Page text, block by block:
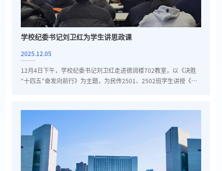
学校纪委书记刘卫红为学生讲思政课
2025.12.05
12月4日下午，学校纪委书记刘卫红走进德润楼702教室，以《决胜
“十四五”奋发向前行》为主题，为民传2501、2502班学生讲授《形
科技创新、民生保障、生态建设、文化建设等领域实现全方位跃
升，...